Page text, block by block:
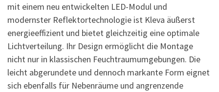
mit einem neu entwickelten LED-Modul und
modernster Reflektortechnologie ist Kleva äußerst
energieeffizient und bietet gleichzeitig eine optimale
Lichtverteilung. Ihr Design ermöglicht die Montage
nicht nur in klassischen Feuchtraumumgebungen. Die
leicht abgerundete und dennoch markante Form eignet
sich ebenfalls für Nebenräume und angrenzende